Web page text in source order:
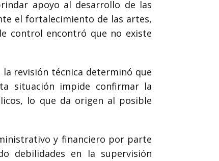
apoyo al desarrollo de las
el fortalecimiento de las artes,
control encontró que no existe
revisión técnica determinó que
situación impide confirmar la
lo que da origen al posible
y financiero por parte
debilidades en la supervisión